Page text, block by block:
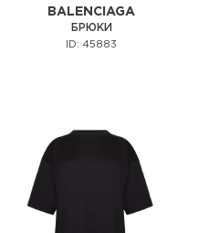
BALENCIAGA
БРЮКИ
ID: 45883